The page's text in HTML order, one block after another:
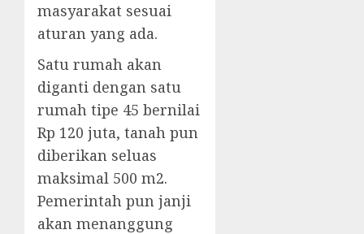
masyarakat sesuai
aturan yang ada.
Satu rumah akan
diganti dengan satu
rumah tipe 45 bernilai
Rp 120 juta, tanah pun
diberikan seluas
maksimal 500 m2.
Pemerintah pun janji
akan menanggung